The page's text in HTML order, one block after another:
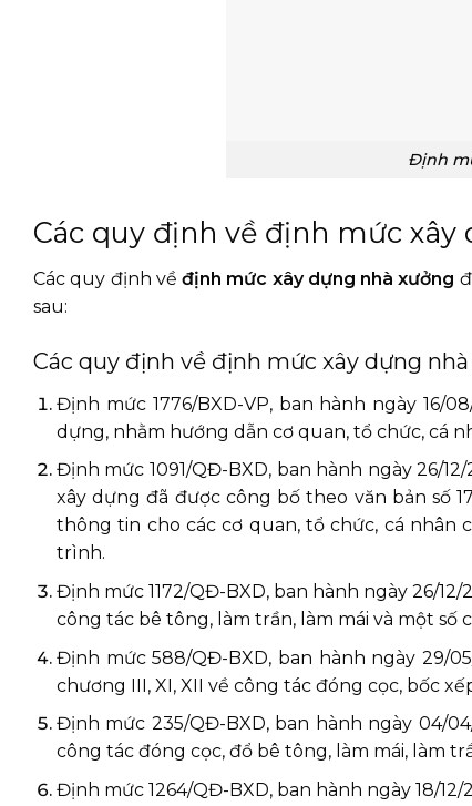
Định
Các quy định về định mức xây
Các quy định về định mức xây dựng nhà xưởng
sau:
Các quy định về định mức xây dựng
Định mức 1776/BXD-VP, ban hành ngày 16/
dựng, nhằm hướng dẫn cơ quan, tổ chức, cá
Định mức 1091/QĐ-BXD, ban hành ngày 26/
xây dựng đã được công bố theo văn bản số
thông tin cho các cơ quan, tổ chức, cá
trình.
Định mức 1172/QĐ-BXD, ban hành ngày 26/12/
công tác bê tông, làm trần, làm mái và một số
Định mức 588/QĐ-BXD, ban hành ngày 29/
chương III, XI, XII về công tác đóng cọc, bốc
Định mức 235/QĐ-BXD, ban hành ngày 04/
công tác đóng cọc, đổ bê tông, làm mái, làm
Định mức 1264/QĐ-BXD, ban hành ngày 18/